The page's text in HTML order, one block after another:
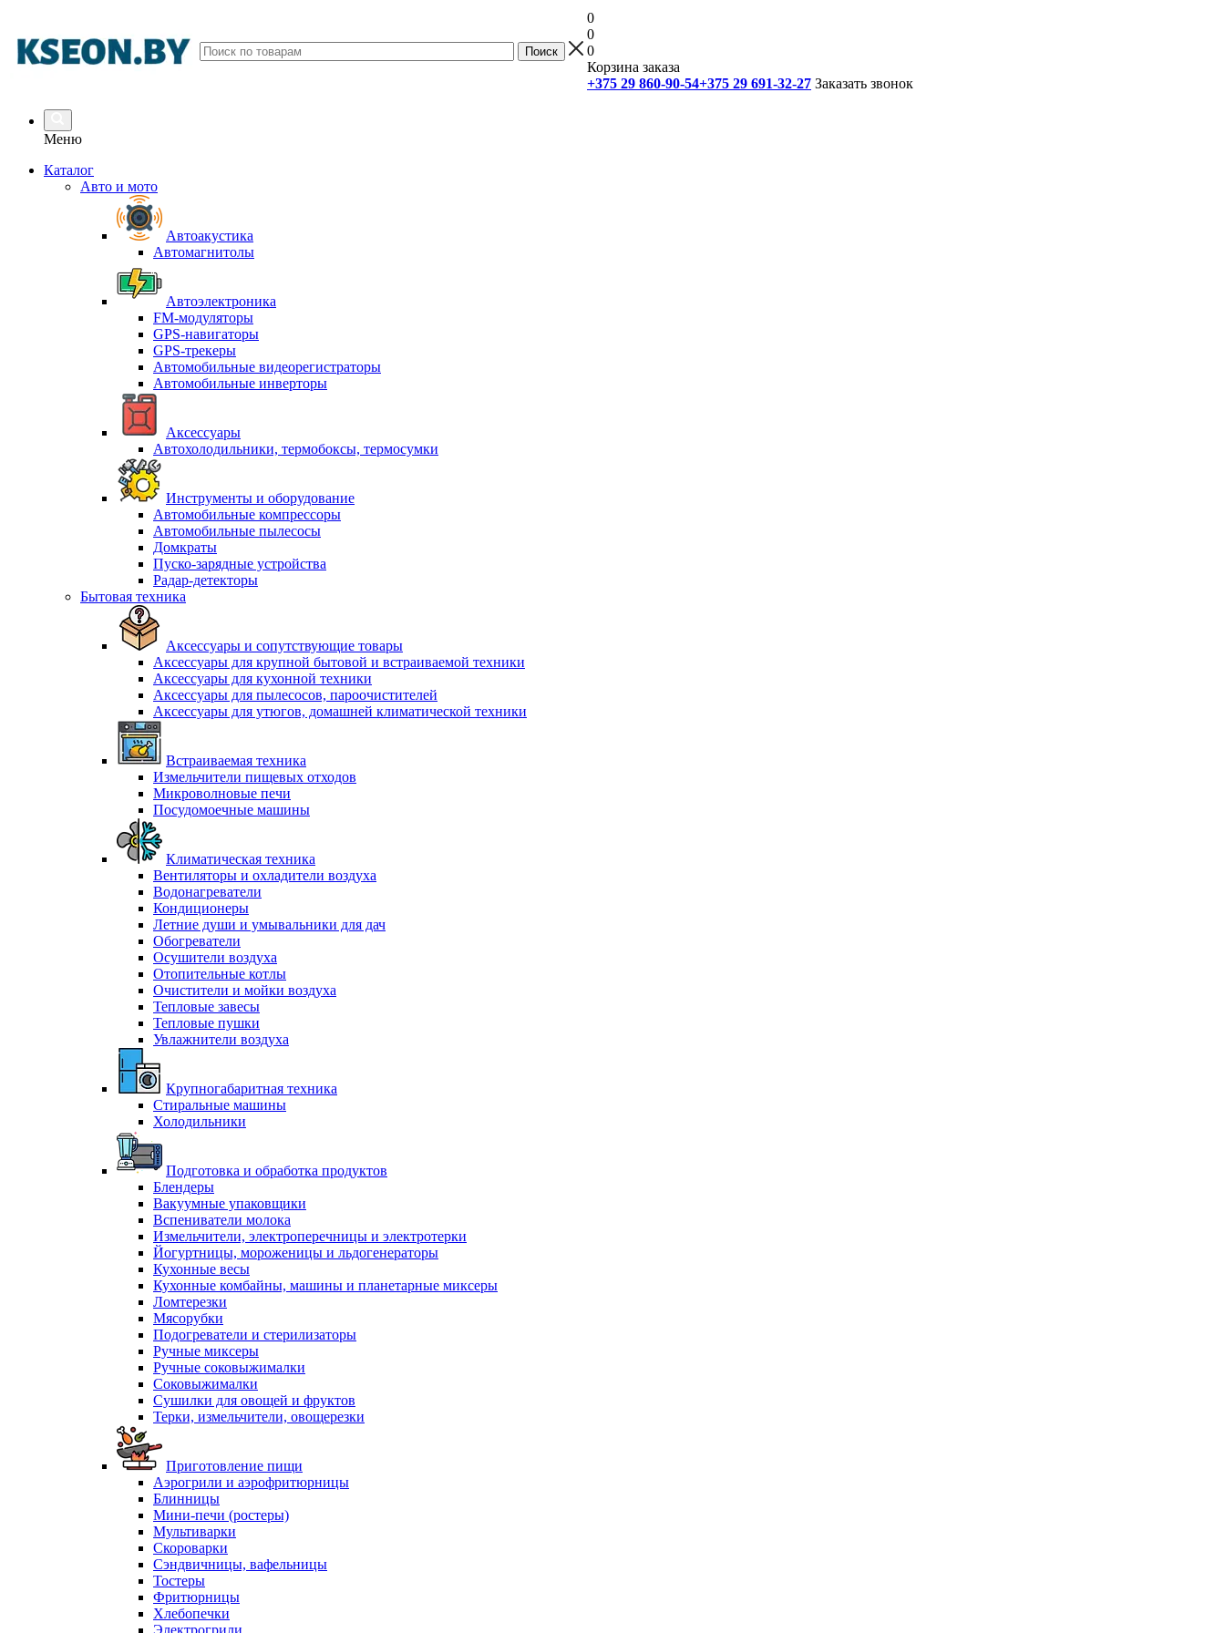
0
0
0
Корзина заказа
+375 29 860-90-54+375 29 691-32-27 Заказать звонок
Меню
Каталог
Авто и мото
Автоакустика
Автомагнитолы
Автоэлектроника
FM-модуляторы
GPS-навигаторы
GPS-трекеры
Автомобильные видеорегистраторы
Автомобильные инверторы
Аксессуары
Автохолодильники, термобоксы, термосумки
Инструменты и оборудование
Автомобильные компрессоры
Автомобильные пылесосы
Домкраты
Пуско-зарядные устройства
Радар-детекторы
Бытовая техника
Аксессуары и сопутствующие товары
Аксессуары для крупной бытовой и встраиваемой техники
Аксессуары для кухонной техники
Аксессуары для пылесосов, пароочистителей
Аксессуары для утюгов, домашней климатической техники
Встраиваемая техника
Измельчители пищевых отходов
Микроволновые печи
Посудомоечные машины
Климатическая техника
Вентиляторы и охладители воздуха
Водонагреватели
Кондиционеры
Летние души и умывальники для дач
Обогреватели
Осушители воздуха
Отопительные котлы
Очистители и мойки воздуха
Тепловые завесы
Тепловые пушки
Увлажнители воздуха
Крупногабаритная техника
Стиральные машины
Холодильники
Подготовка и обработка продуктов
Блендеры
Вакуумные упаковщики
Вспениватели молока
Измельчители, электроперечницы и электротерки
Йогуртницы, мороженицы и льдогенераторы
Кухонные весы
Кухонные комбайны, машины и планетарные миксеры
Ломтерезки
Мясорубки
Подогреватели и стерилизаторы
Ручные миксеры
Ручные соковыжималки
Соковыжималки
Сушилки для овощей и фруктов
Терки, измельчители, овощерезки
Приготовление пищи
Аэрогрили и аэрофритюрницы
Блинницы
Мини-печи (ростеры)
Мультиварки
Скороварки
Сэндвичницы, вафельницы
Тостеры
Фритюрницы
Хлебопечки
Электрогрили